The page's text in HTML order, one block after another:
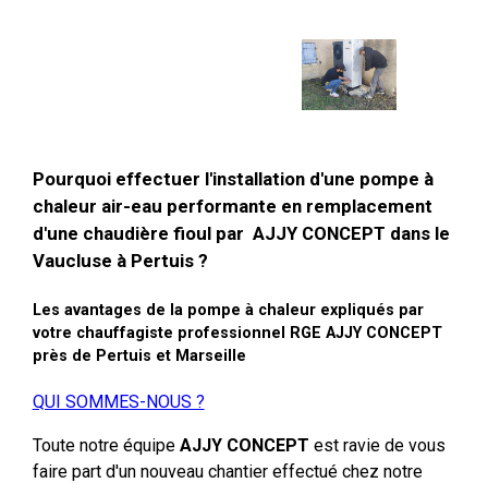
Pourquoi effectuer l'installation d'une pompe à
chaleur air-eau performante en remplacement
d'une chaudière fioul par AJJY CONCEPT dans le
Vaucluse à Pertuis ?
Les avantages de la pompe à chaleur expliqués par
votre chauffagiste professionnel RGE AJJY CONCEPT
près de Pertuis et Marseille
QUI SOMMES-NOUS ?
Toute notre équipe AJJY CONCEPT est ravie de vous
faire part d'un nouveau chantier effectué chez notre